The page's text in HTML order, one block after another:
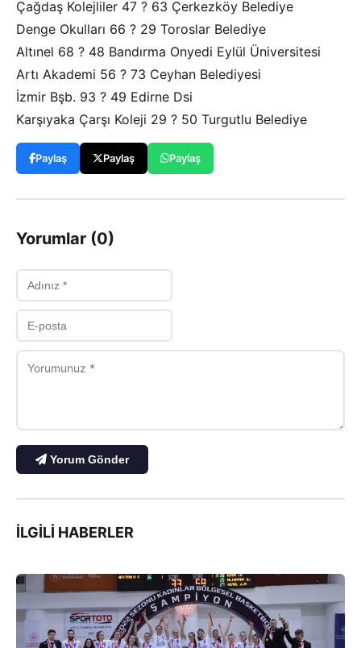
Çağdaş Kolejliler 47 ? 63 Çerkezköy Belediye
Denge Okulları 66 ? 29 Toroslar Belediye
Altınel 68 ? 48 Bandırma Onyedi Eylül Üniversitesi
Artı Akademi 56 ? 73 Ceyhan Belediyesi
İzmir Bşb. 93 ? 49 Edirne Dsi
Karşıyaka Çarşı Koleji 29 ? 50 Turgutlu Belediye
Paylaş Paylaş Paylaş
Yorumlar (0)
Yorum Gönder
İLGILI HABERLER